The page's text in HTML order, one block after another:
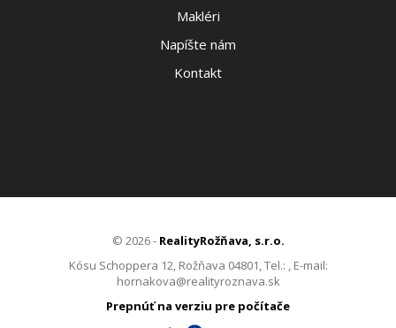
Makléri
Napíšte nám
Kontakt
© 2026 - RealityRožňava, s.r.o.
Kósu Schoppera 12, Rožňava 04801, Tel.: , E-mail:
hornakova@realityroznava.sk
Prepnúť na verziu pre počítače